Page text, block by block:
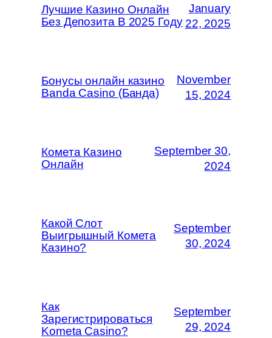
Лучшие Казино Онлайн
Без Депозита В 2025 Году
January
22, 2025
Бонусы онлайн казино
Banda Casino (Банда)
November
15, 2024
Комета Казино
Онлайн
September 30,
2024
Какой Слот
Выигрышный Комета
Казино?
September
30, 2024
Как
Зарегистрироваться
Kometa Casino?
September
29, 2024